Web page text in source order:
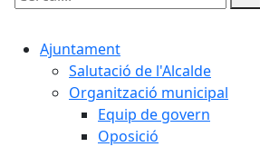
Cercar:
Ajuntament
Salutació de l'Alcalde
Organització municipal
Equip de govern
Oposició